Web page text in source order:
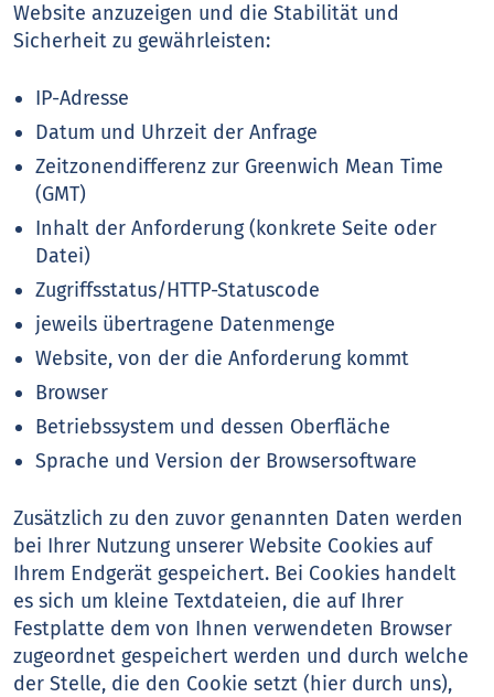
Website anzuzeigen und die Stabilität und
Sicherheit zu gewährleisten:
IP-Adresse
Datum und Uhrzeit der Anfrage
Zeitzonendifferenz zur Greenwich Mean Time
(GMT)
Inhalt der Anforderung (konkrete Seite oder
Datei)
Zugriffsstatus/HTTP-Statuscode
jeweils übertragene Datenmenge
Website, von der die Anforderung kommt
Browser
Betriebssystem und dessen Oberfläche
Sprache und Version der Browsersoftware
Zusätzlich zu den zuvor genannten Daten werden
bei Ihrer Nutzung unserer Website Cookies auf
Ihrem Endgerät gespeichert. Bei Cookies handelt
es sich um kleine Textdateien, die auf Ihrer
Festplatte dem von Ihnen verwendeten Browser
zugeordnet gespeichert werden und durch welche
der Stelle, die den Cookie setzt (hier durch uns),